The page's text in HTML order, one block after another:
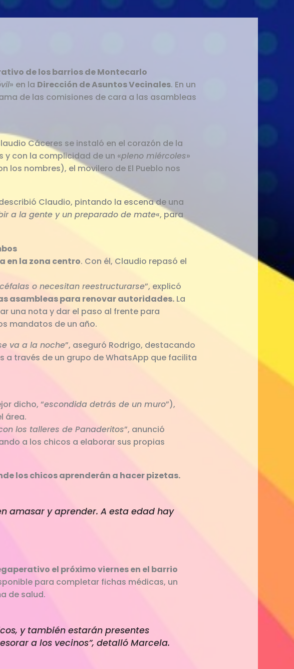
de los barrios de Montecarlo
» en la Dirección de Asuntos Vecinales. En un
de las comisiones de cara a las asambleas
Cáceres se instaló en el corazón de la
y con la complicidad de un «pleno miércoles»
los nombres), el movilero de El Pueblo nos
Claudio, pintando la escena de una
a la gente y un preparado de mate«, para
en la zona centro. Con él, Claudio repasó el
o necesitan reestructurarse”, explicó
asambleas para renovar autoridades.La
una nota y dar el paso al frente para
mandatos de un año.
va a la noche”, aseguró Rodrigo, destacando
través de un grupo de WhatsApp que facilita
dicho, “escondida detrás de un muro”),
área.
los talleres de Panaderitos”, anunció
a los chicos a elaborar sus propias
los chicos aprenderán a hacer pizetas.
amasar y aprender. A esta edad hay
el próximo viernes en el barrio
para completar fichas médicas, un
de salud.
y también estarán presentes
a los vecinos”, detalló Marcela.